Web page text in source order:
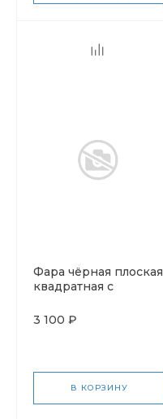
Фара чёрная плоская
квадратная с
проводом и
3 100 ₽
В КОРЗИНУ